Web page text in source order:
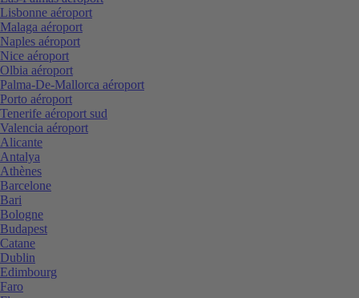
Lisbonne aéroport
Malaga aéroport
Naples aéroport
Nice aéroport
Olbia aéroport
Palma-De-Mallorca aéroport
Porto aéroport
Tenerife aéroport sud
Valencia aéroport
Alicante
Antalya
Athènes
Barcelone
Bari
Bologne
Budapest
Catane
Dublin
Edimbourg
Faro